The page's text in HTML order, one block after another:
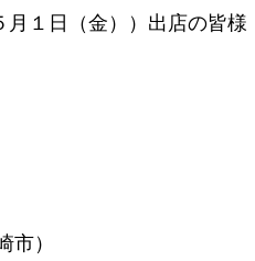
１日（金））出店の皆様
）